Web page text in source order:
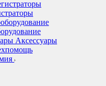
Аксессуары